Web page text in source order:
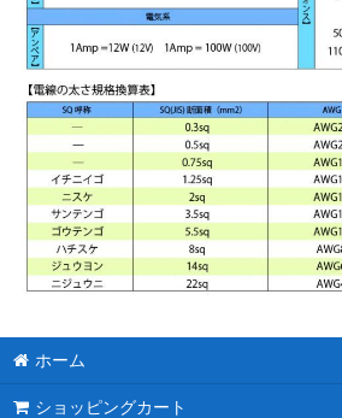
ホーム
ショッピングカート